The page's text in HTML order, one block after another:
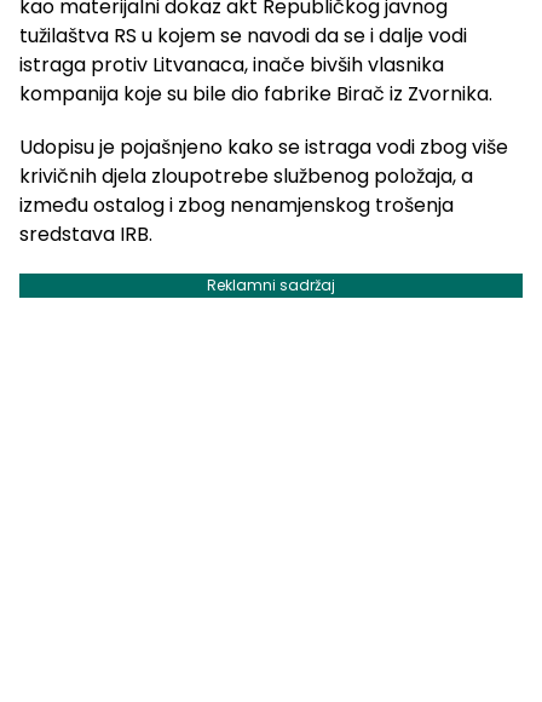
kao materijalni dokaz akt Republičkog javnog
tužilaštva RS u kojem se navodi da se i dalje vodi
istraga protiv Litvanaca, inače bivših vlasnika
kompanija koje su bile dio fabrike Birač iz Zvornika.
Udopisu je pojašnjeno kako se istraga vodi zbog više
krivičnih djela zloupotrebe službenog položaja, a
između ostalog i zbog nenamjenskog trošenja
sredstava IRB.
Reklamni sadržaj